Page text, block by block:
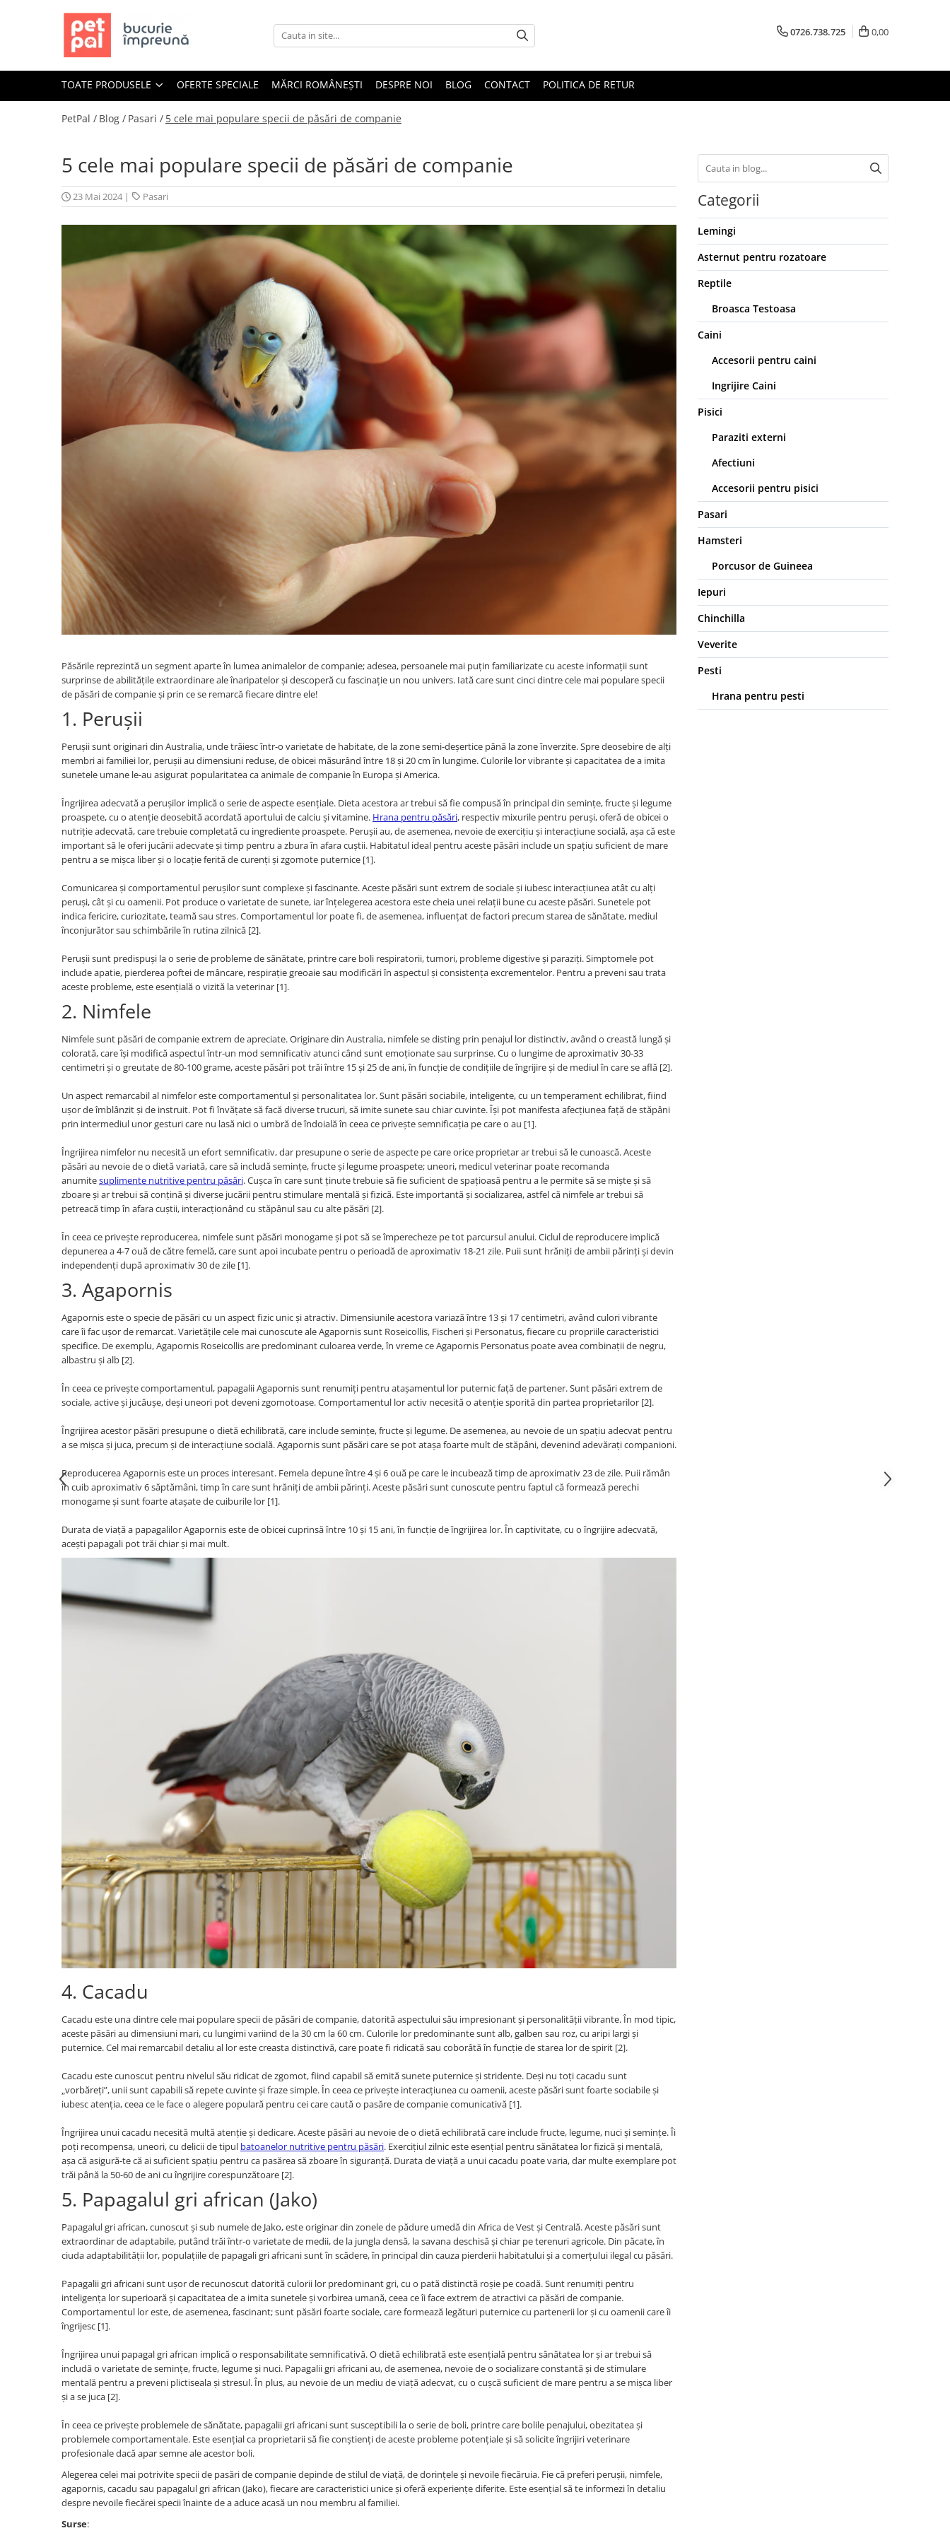
Toate Produsele
Câine Junior
Hrană Umedă Câini
Câine Junior
Câine Adult
Piele Presată
Covorașe Igienice Câini
Perii & Piepteni
Accesorii Câini
Culcușuri & Saltele Câini
Castroane și Adapatori
Cuști și Genți
Zgărzi, Lese & Hamuri
Haine Câini
Hrană Uscată Pisică
Pisică Junior
Pisică Adult
Pisică Senior
Hrană Umedă Pisică
Pisică Junior
Pisică Adult
Pisică Senior
Diete Veterinare Pisică
Recompense Pisici
Semi-umede
Așternut Igienic Pisici
Igienă Pisici
Vitamine Pisici
Perii & Piepteni Pisici
Accesorii Pisici
Culcușuri & Saltele Pisici
Ansambluri Pisici
Castroane & Adapatori Pisici
Litiere Pisici
Jucării Pisici
Hrană Păsări
Meniuri Păsări
Suplimente Nutritive
Așternut Igienic Păsări
Hrană Rozătoare
Fân Rozătoare
Meniuri Rozătoare
Batoane Rozătoare
Îngrijire Rozătoare
0726.738.725 0,00
TOATE PRODUSELE OFERTE SPECIALE MĂRCI ROMÂNEȘTI DESPRE NOI BLOG CONTACT POLITICA DE RETUR
PetPal / Blog / Pasari / 5 cele mai populare specii de păsări de companie
5 cele mai populare specii de păsări de companie
23 Mai 2024 | Pasari
Păsările reprezintă un segment aparte în lumea animalelor de companie; adesea, persoanele mai puțin familiarizate cu aceste informații sunt
surprinse de abilitățile extraordinare ale înaripatelor și descoperă cu fascinație un nou univers. Iată care sunt cinci dintre cele mai populare specii
de păsări de companie și prin ce se remarcă fiecare dintre ele!
1. Perușii
Perușii sunt originari din Australia, unde trăiesc într-o varietate de habitate, de la zone semi-deșertice până la zone înverzite. Spre deosebire de alți
membri ai familiei lor, perușii au dimensiuni reduse, de obicei măsurând între 18 și 20 cm în lungime. Culorile lor vibrante și capacitatea de a imita
sunetele umane le-au asigurat popularitatea ca animale de companie în Europa și America.
Îngrijirea adecvată a perușilor implică o serie de aspecte esențiale. Dieta acestora ar trebui să fie compusă în principal din semințe, fructe și legume
proaspete, cu o atenție deosebită acordată aportului de calciu și vitamine. Hrana pentru păsări, respectiv mixurile pentru peruși, oferă de obicei o
nutriție adecvată, care trebuie completată cu ingrediente proaspete. Perușii au, de asemenea, nevoie de exercițiu și interacțiune socială, așa că este
important să le oferi jucării adecvate și timp pentru a zbura în afara cuștii. Habitatul ideal pentru aceste păsări include un spațiu suficient de mare
pentru a se mișca liber și o locație ferită de curenți și zgomote puternice [1].
Comunicarea și comportamentul perușilor sunt complexe și fascinante. Aceste păsări sunt extrem de sociale și iubesc interacțiunea atât cu alți
peruși, cât și cu oamenii. Pot produce o varietate de sunete, iar înțelegerea acestora este cheia unei relații bune cu aceste păsări. Sunetele pot
indica fericire, curiozitate, teamă sau stres. Comportamentul lor poate fi, de asemenea, influențat de factori precum starea de sănătate, mediul
înconjurător sau schimbările în rutina zilnică [2].
Perușii sunt predispuși la o serie de probleme de sănătate, printre care boli respiratorii, tumori, probleme digestive și paraziți. Simptomele pot
include apatie, pierderea poftei de mâncare, respirație greoaie sau modificări în aspectul și consistența excrementelor. Pentru a preveni sau trata
aceste probleme, este esențială o vizită la veterinar [1].
2. Nimfele
Nimfele sunt păsări de companie extrem de apreciate. Originare din Australia, nimfele se disting prin penajul lor distinctiv, având o creastă lungă și
colorată, care își modifică aspectul într-un mod semnificativ atunci când sunt emoționate sau surprinse. Cu o lungime de aproximativ 30-33
centimetri și o greutate de 80-100 grame, aceste păsări pot trăi între 15 și 25 de ani, în funcție de condițiile de îngrijire și de mediul în care se află [2].
Un aspect remarcabil al nimfelor este comportamentul și personalitatea lor. Sunt păsări sociabile, inteligente, cu un temperament echilibrat, fiind
ușor de îmblânzit și de instruit. Pot fi învățate să facă diverse trucuri, să imite sunete sau chiar cuvinte. Își pot manifesta afecțiunea față de stăpâni
prin intermediul unor gesturi care nu lasă nici o umbră de îndoială în ceea ce privește semnificația pe care o au [1].
Îngrijirea nimfelor nu necesită un efort semnificativ, dar presupune o serie de aspecte pe care orice proprietar ar trebui să le cunoască. Aceste
păsări au nevoie de o dietă variată, care să includă semințe, fructe și legume proaspete; uneori, medicul veterinar poate recomanda
anumitesuplimente nutritive pentru păsări. Cușca în care sunt ținute trebuie să fie suficient de spațioasă pentru a le permite să se miște și să
zboare și ar trebui să conțină și diverse jucării pentru stimulare mentală și fizică. Este importantă și socializarea, astfel că nimfele ar trebui să
petreacă timp în afara cuștii, interacționând cu stăpânul sau cu alte păsări [2].
În ceea ce privește reproducerea, nimfele sunt păsări monogame și pot să se împerecheze pe tot parcursul anului. Ciclul de reproducere implică
depunerea a 4-7 ouă de către femelă, care sunt apoi incubate pentru o perioadă de aproximativ 18-21 zile. Puii sunt hrăniți de ambii părinți și devin
independenți după aproximativ 30 de zile [1].
3. Agapornis
Agapornis este o specie de păsări cu un aspect fizic unic și atractiv. Dimensiunile acestora variază între 13 și 17 centimetri, având culori vibrante
care îi fac ușor de remarcat. Varietățile cele mai cunoscute ale Agapornis sunt Roseicollis, Fischeri și Personatus, fiecare cu propriile caracteristici
specifice. De exemplu, Agapornis Roseicollis are predominant culoarea verde, în vreme ce Agapornis Personatus poate avea combinații de negru,
albastru și alb [2].
În ceea ce privește comportamentul, papagalii Agapornis sunt renumiți pentru atașamentul lor puternic față de partener. Sunt păsări extrem de
sociale, active și jucăușe, deși uneori pot deveni zgomotoase. Comportamentul lor activ necesită o atenție sporită din partea proprietarilor [2].
Îngrijirea acestor păsări presupune o dietă echilibrată, care include semințe, fructe și legume. De asemenea, au nevoie de un spațiu adecvat pentru
a se mișca și juca, precum și de interacțiune socială. Agapornis sunt păsări care se pot atașa foarte mult de stăpâni, devenind adevărați companioni.
Reproducerea Agapornis este un proces interesant. Femela depune între 4 și 6 ouă pe care le incubează timp de aproximativ 23 de zile. Puii rămân
în cuib aproximativ 6 săptămâni, timp în care sunt hrăniți de ambii părinți. Aceste păsări sunt cunoscute pentru faptul că formează perechi
monogame și sunt foarte atașate de cuiburile lor [1].
Durata de viață a papagalilor Agapornis este de obicei cuprinsă între 10 și 15 ani, în funcție de îngrijirea lor. În captivitate, cu o îngrijire adecvată,
acești papagali pot trăi chiar și mai mult.
4. Cacadu
Cacadu este una dintre cele mai populare specii de păsări de companie, datorită aspectului său impresionant și personalității vibrante. În mod tipic,
aceste păsări au dimensiuni mari, cu lungimi variind de la 30 cm la 60 cm. Culorile lor predominante sunt alb, galben sau roz, cu aripi largi și
puternice. Cel mai remarcabil detaliu al lor este creasta distinctivă, care poate fi ridicată sau coborâtă în funcție de starea lor de spirit [2].
Cacadu este cunoscut pentru nivelul său ridicat de zgomot, fiind capabil să emită sunete puternice și stridente. Deși nu toți cacadu sunt
„vorbăreți”, unii sunt capabili să repete cuvinte și fraze simple. În ceea ce privește interacțiunea cu oamenii, aceste păsări sunt foarte sociabile și
iubesc atenția, ceea ce le face o alegere populară pentru cei care caută o pasăre de companie comunicativă [1].
Îngrijirea unui cacadu necesită multă atenție și dedicare. Aceste păsări au nevoie de o dietă echilibrată care include fructe, legume, nuci și semințe. Îi
poți recompensa, uneori, cu delicii de tipul batoanelor nutritive pentru păsări. Exercițiul zilnic este esențial pentru sănătatea lor fizică și mentală,
așa că asigură-te că ai suficient spațiu pentru ca pasărea să zboare în siguranță. Durata de viață a unui cacadu poate varia, dar multe exemplare pot
trăi până la 50-60 de ani cu îngrijire corespunzătoare [2].
5. Papagalul gri african (Jako)
Papagalul gri african, cunoscut și sub numele de Jako, este originar din zonele de pădure umedă din Africa de Vest și Centrală. Aceste păsări sunt
extraordinar de adaptabile, putând trăi într-o varietate de medii, de la jungla densă, la savana deschisă și chiar pe terenuri agricole. Din păcate, în
ciuda adaptabilității lor, populațiile de papagali gri africani sunt în scădere, în principal din cauza pierderii habitatului și a comerțului ilegal cu păsări.
Papagalii gri africani sunt ușor de recunoscut datorită culorii lor predominant gri, cu o pată distinctă roșie pe coadă. Sunt renumiți pentru
inteligența lor superioară și capacitatea de a imita sunetele și vorbirea umană, ceea ce îi face extrem de atractivi ca păsări de companie.
Comportamentul lor este, de asemenea, fascinant; sunt păsări foarte sociale, care formează legături puternice cu partenerii lor și cu oamenii care îi
îngrijesc [1].
Îngrijirea unui papagal gri african implică o responsabilitate semnificativă. O dietă echilibrată este esențială pentru sănătatea lor și ar trebui să
includă o varietate de semințe, fructe, legume și nuci. Papagalii gri africani au, de asemenea, nevoie de o socializare constantă și de stimulare
mentală pentru a preveni plictiseala și stresul. În plus, au nevoie de un mediu de viață adecvat, cu o cușcă suficient de mare pentru a se mișca liber
și a se juca [2].
În ceea ce privește problemele de sănătate, papagalii gri africani sunt susceptibili la o serie de boli, printre care bolile penajului, obezitatea și
problemele comportamentale. Este esențial ca proprietarii să fie conștienți de aceste probleme potențiale și să solicite îngrijiri veterinare
profesionale dacă apar semne ale acestor boli.
Alegerea celei mai potrivite specii de pasări de companie depinde de stilul de viață, de dorințele și nevoile fiecăruia. Fie că preferi perușii, nimfele,
agapornis, cacadu sau papagalul gri african (Jako), fiecare are caracteristici unice și oferă experiențe diferite. Este esențial să te informezi în detaliu
despre nevoile fiecărei specii înainte de a aduce acasă un nou membru al familiei.
Surse:
Categorii
Lemingi
Asternut pentru rozatoare
Reptile
Broasca Testoasa
Caini
Accesorii pentru caini
Ingrijire Caini
Pisici
Paraziti externi
Afectiuni
Accesorii pentru pisici
Pasari
Hamsteri
Porcusor de Guineea
Iepuri
Chinchilla
Veverite
Pesti
Hrana pentru pesti